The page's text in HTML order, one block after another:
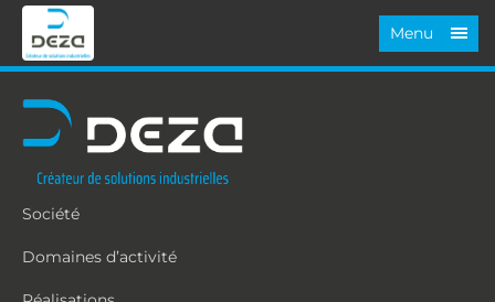
Menu
Société
Domaines d’activité